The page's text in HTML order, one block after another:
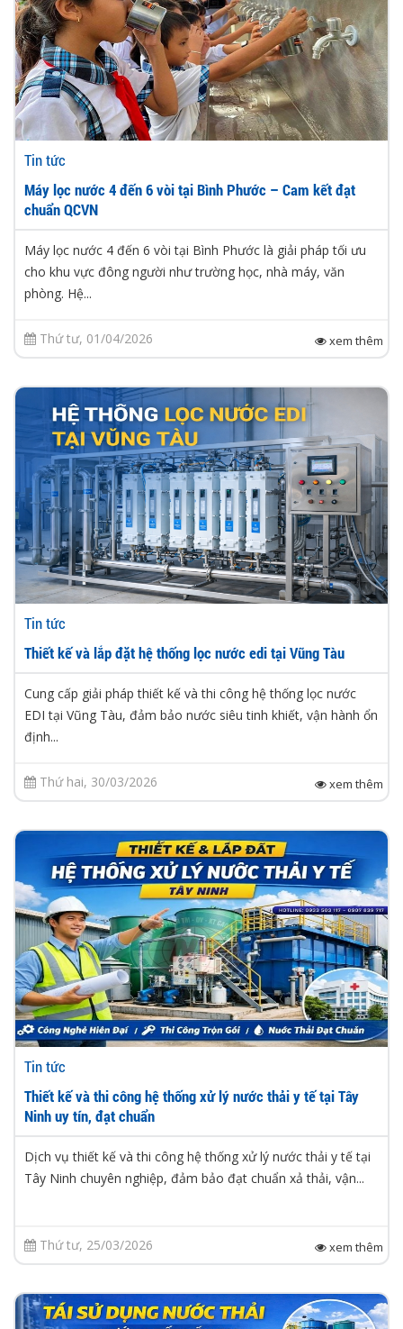
Tin tức
Máy lọc nước 4 đến 6 vòi tại Bình Phước – Cam kết đạt
chuẩn QCVN
Máy lọc nước 4 đến 6 vòi tại Bình Phước là giải pháp tối ưu
cho khu vực đông người như trường học, nhà máy, văn
phòng. Hệ...
Thứ tư, 01/04/2026 xem thêm
Tin tức
Thiết kế và lắp đặt hệ thống lọc nước edi tại Vũng Tàu
Cung cấp giải pháp thiết kế và thi công hệ thống lọc nước
EDI tại Vũng Tàu, đảm bảo nước siêu tinh khiết, vận hành ổn
định...
Thứ hai, 30/03/2026 xem thêm
Tin tức
Thiết kế và thi công hệ thống xử lý nước thải y tế tại Tây
Ninh uy tín, đạt chuẩn
Dịch vụ thiết kế và thi công hệ thống xử lý nước thải y tế tại
Tây Ninh chuyên nghiệp, đảm bảo đạt chuẩn xả thải, vận...
Thứ tư, 25/03/2026 xem thêm